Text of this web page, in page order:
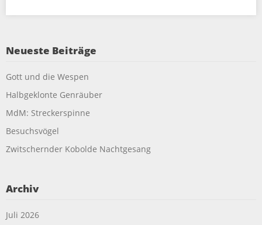
Neueste Beiträge
Gott und die Wespen
Halbgeklonte Genräuber
MdM: Streckerspinne
Besuchsvögel
Zwitschernder Kobolde Nachtgesang
Archiv
Juli 2026